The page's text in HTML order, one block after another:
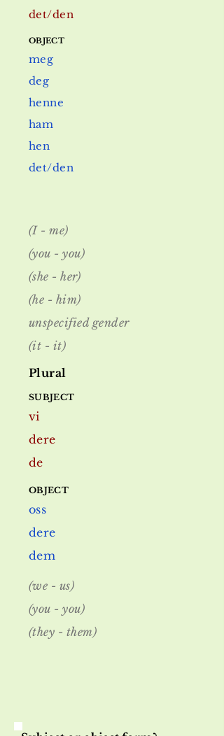
det/den
OBJECT
meg
deg
henne
ham
hen
det/den
(I - me)
(you - you)
(she - her)
(he - him)
unspecified gender
(it - it)
Plural
SUBJECT
vi
dere
de
OBJECT
oss
dere
dem
(we - us)
(you - you)
(they - them)